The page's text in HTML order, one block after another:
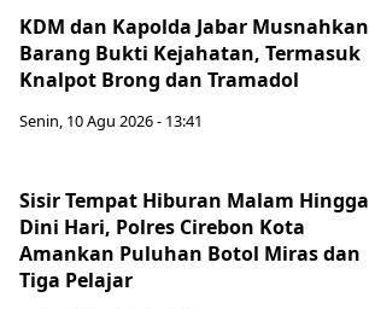
KDM dan Kapolda Jabar Musnahkan
Barang Bukti Kejahatan, Termasuk
Knalpot Brong dan Tramadol
Senin, 10 Agu 2026 - 13:41
Sisir Tempat Hiburan Malam Hingga
Dini Hari, Polres Cirebon Kota
Amankan Puluhan Botol Miras dan
Tiga Pelajar